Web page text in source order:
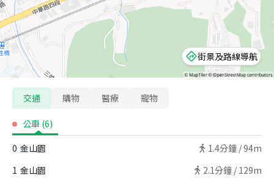
街景及路線導航
交通 購物 醫療 寵物
公車 (6)
0 金山園 1.4分鐘 /94m
1 金山園 2.1分鐘 / 129m